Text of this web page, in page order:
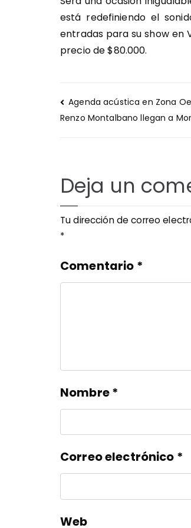
está redefiniendo el
entradas para su show en
precio de $80.000.
Navegación
de
Agenda acústica en Zona
Renzo Montalbano llegan a
Deja un
Tu dirección de correo
*
Comentario *
Nombre*
Correo electrónico *
Web